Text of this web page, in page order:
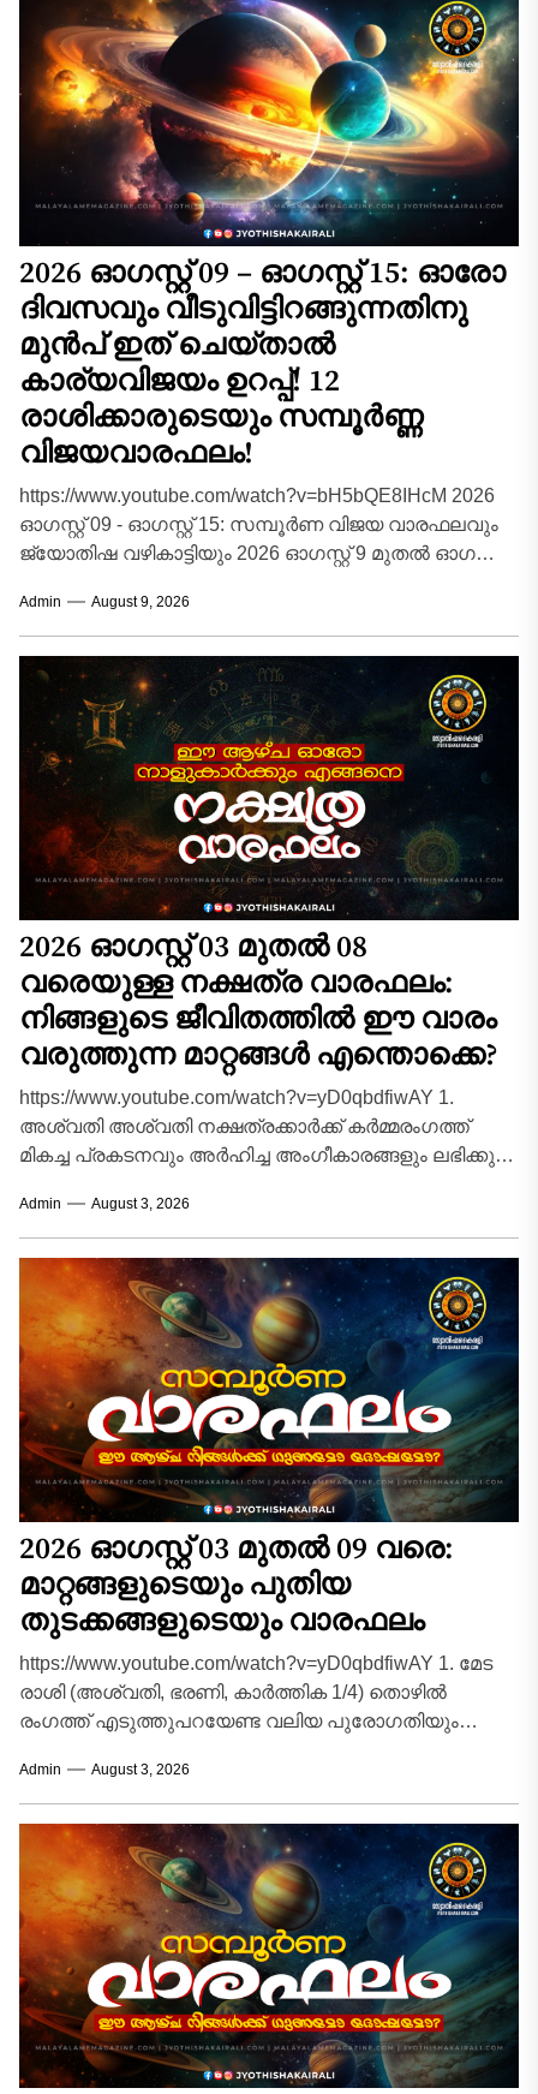
2026 ഓഗസ്റ്റ് 09 – ഓഗസ്റ്റ് 15: ഓരോ
ദിവസവും വീടുവിട്ടിറങ്ങുന്നതിനു
മുൻപ് ഇത് ചെയ്താൽ
കാര്യവിജയം ഉറപ്പ്! 12
രാശിക്കാരുടെയും സമ്പൂർണ്ണ
വിജയവാരഫലം!
https://www.youtube.com/watch?v=bH5bQE8IHcM 2026
ഓഗസ്റ്റ് 09 - ഓഗസ്റ്റ് 15: സമ്പൂർണ വിജയ വാരഫലവും
ജ്യോതിഷ വഴികാട്ടിയും 2026 ഓഗസ്റ്റ് 9 മുതൽ ഓഗസ്റ്റ്
Admin August 9, 2026
2026 ഓഗസ്റ്റ് 03 മുതൽ 08
വരെയുള്ള നക്ഷത്ര വാരഫലം:
നിങ്ങളുടെ ജീവിതത്തിൽ ഈ വാരം
വരുത്തുന്ന മാറ്റങ്ങൾ എന്തൊക്കെ?
https://www.youtube.com/watch?v=yD0qbdfiwAY 1.
അശ്വതി അശ്വതി നക്ഷത്രക്കാർക്ക് കർമ്മരംഗത്ത്
മികച്ച പ്രകടനവും അർഹിച്ച അംഗീകാരങ്ങളും ലഭിക്കുന്ന
പദ്ധതികളും പുനരാരംഭിക്കാൻ സാധിക്കും.
സാമ്പത്തിക...
Admin August 3, 2026
2026 ഓഗസ്റ്റ് 03 മുതൽ 09 വരെ:
മാറ്റങ്ങളുടെയും പുതിയ
തുടക്കങ്ങളുടെയും വാരഫലം
https://www.youtube.com/watch?v=yD0qbdfiwAY 1. മേട
രാശി (അശ്വതി, ഭരണി, കാർത്തിക 1/4) തൊഴിൽ
രംഗത്ത് എടുത്തുപറയേണ്ട വലിയ പുരോഗതിയും
സ്ഥാപനത്തിൽ പുതിയ ഉത്തരവാദിത്തങ്ങളും...
Admin August 3, 2026